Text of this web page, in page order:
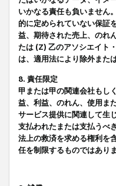
いかなる責任も負いません
的に定められていない保証
益、期待された売上、のれ
たは (Z) 乙のアソシエイト
は、適用法により除外また
8. 責任限定
甲または甲の関連会社もし
益、利益、のれん、使用ま
サービス提供に関連して生
支払われたまたは支払うべ
法上の救済を求める権利を
任を制限するものではありま